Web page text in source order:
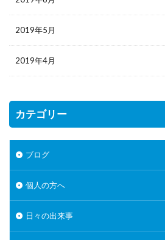
2019年5月
2019年4月
カテゴリー
ブログ
個人の方へ
日々の出来事